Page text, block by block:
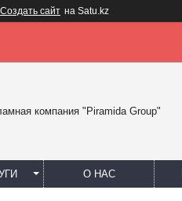
Создать сайт на Satu.kz
компания "Piramida Group"
О НАС